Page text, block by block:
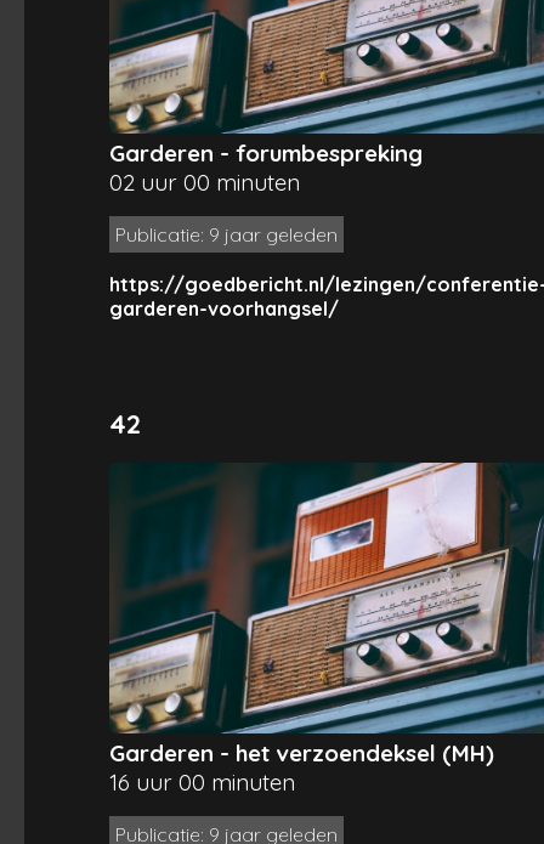
Garderen - forumbespreking
02 uur 00 minuten
Publicatie: 9 jaar geleden
https://goedbericht.nl/lezingen/
garderen-voorhangsel/
42
Garderen - het verzoendeksel (MH)
16 uur 00 minuten
Publicatie: 9 jaar geleden